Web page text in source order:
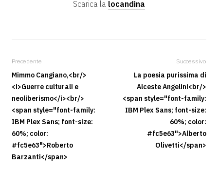
Scarica la locandina
Precedente
Mimmo Cangiano,<br/>
<i>Guerre culturali e
neoliberismo</i><br/>
<span style="font-family:
IBM Plex Sans; font-size:
60%; color:
#fc5e63">Roberto
Barzanti</span>
Successivo
La poesia purissima di
Alceste Angelini<br/>
<span style="font-family:
IBM Plex Sans; font-size:
60%; color:
#fc5e63">Alberto
Olivetti</span>